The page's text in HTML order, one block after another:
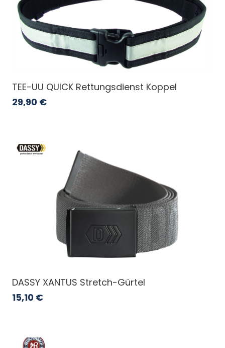
TEE-UU QUICK Rettungsdienst Koppel
29,90 €
DASSY XANTUS Stretch-Gürtel
15,10 €